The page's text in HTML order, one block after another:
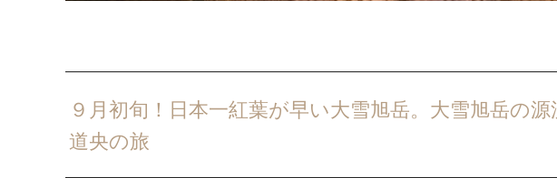
９月初旬！日本一紅葉が早い大雪旭岳。大雪旭岳の
道央の旅